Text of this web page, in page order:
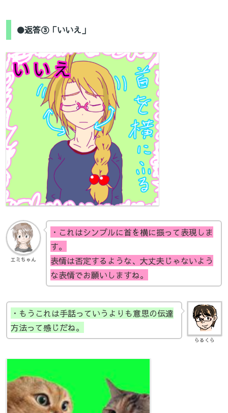
●返答③「いいえ」
エミちゃん
・これはシンプルに首を横に振って表現しま
す。
表情は否定するような、大丈夫じゃないよう
な表情でお願いしますね。
らるくら
・もうこれは手話っていうよりも意思の伝達
方法って感じだね。